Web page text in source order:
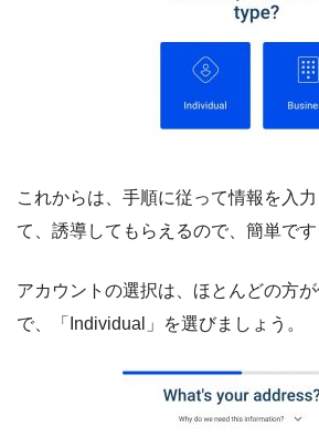
これからは、手順に従って情報を入
て、誘導してもらえるので、簡単です
アカウントの選択は、ほとんどの方
で、「Individual」を選びましょう。